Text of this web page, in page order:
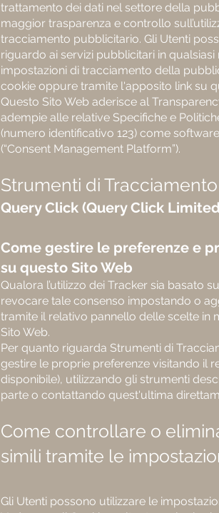
trattamento dei dati nel settore della
maggior trasparenza e controllo
tracciamento pubblicitario. Gli Utenti
riguardo ai servizi pubblicitari in
impostazioni di tracciamento della
cookie oppure tramite l'apposito link su
Questo Sito Web aderisce al
adempie alle relative Specifiche e
(numero identificativo 123) come
(“Consent Management Platform”).
Strumenti di
Query Click (Query Click
Come gestire le preferenze e
su questo Sito Web
Qualora l’utilizzo dei Tracker sia basato
revocare tale consenso impostando o
tramite il relativo pannello delle scelte in
Sito Web.
Per quanto riguarda Strumenti di
gestire le proprie preferenze visitando il
disponibile), utilizzando gli strumenti
parte o contattando quest'ultima
Come controllare o
simili tramite le
Gli Utenti possono utilizzare le